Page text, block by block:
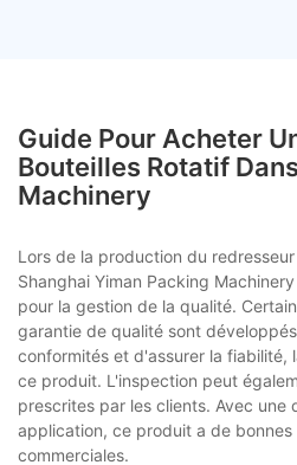
Guide Pour Acheter
Bouteilles Rotatif
Machinery
Lors de la production du
Shanghai Yiman Packing
pour la gestion de la qualité.
garantie de qualité sont
conformités et d'assurer la
ce produit. L'inspection peut
prescrites par les clients. Avec une
application, ce produit a de
commerciales.